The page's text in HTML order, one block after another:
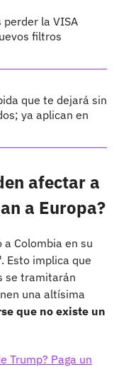
la VISA
filtros
que te dejará sin
ya aplican en
afectar a
a Europa?
Colombia en su
Esto implica que
se tramitarán
una altísima
que no existe un
Trump? Paga un